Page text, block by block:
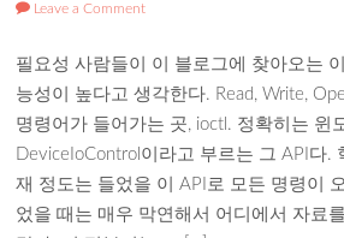
Leave a Comment
필요성 사람들이 이 블로그에 찾아오는
능성이 높다고 생각한다. Read, Write,
명령어가 들어가는 곳, ioctl. 정확히는 윈
DeviceIoControl이라고 부르는 그 API다.
재 정도는 들었을 이 API로 모든 명령이
었을 때는 매우 막연해서 어디에서 자료